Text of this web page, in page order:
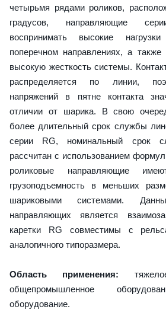
четырьмя рядами роликов,
градусов, направляющие
воспринимать высокие
поперечном направлениях, а
высокую жесткость системы.
распределяется по линии,
напряжений в пятне контакта
отличии от шарика. В свою
более длительный срок службы
серии RG, номинальный срок
рассчитан с использованием
роликовые направляющие
грузоподъемность в меньших
шариковыми системами.
направляющих является
каретки RG совместимы с
аналогичного типоразмера.
Область применения:
общепромышленное
оборудование.